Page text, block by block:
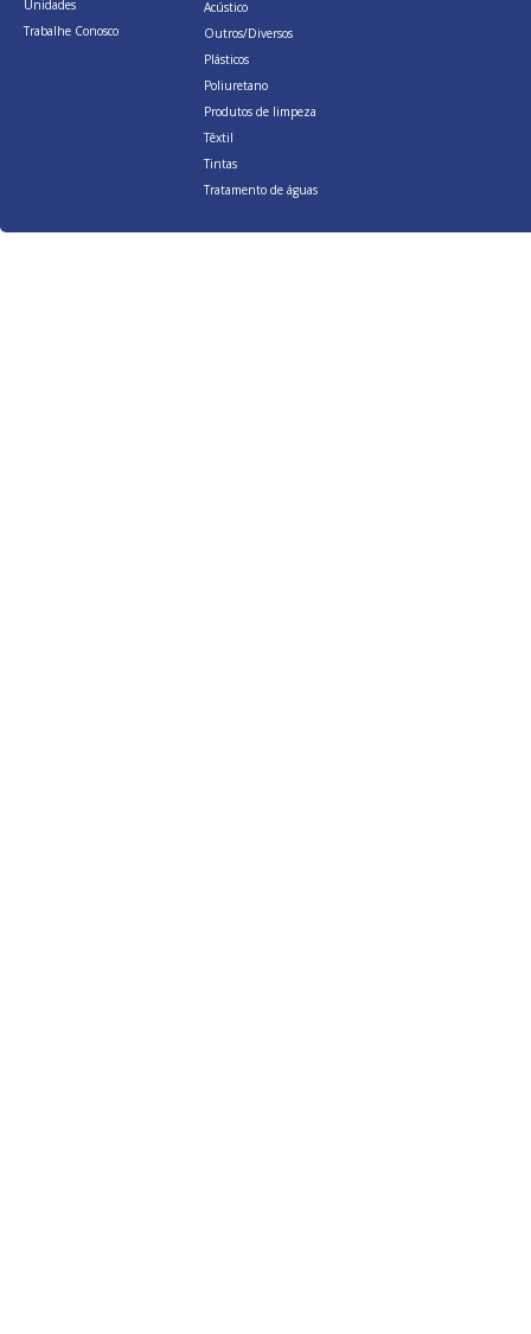
Unidades
Trabalhe Conosco
Acústico
Outros/Diversos
Plásticos
Poliuretano
Produtos de limpeza
Têxtil
Tintas
Tratamento de águas